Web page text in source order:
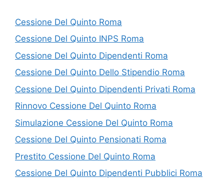
Cessione Del Quinto Roma
Cessione Del Quinto INPS Roma
Cessione Del Quinto Dipendenti Roma
Cessione Del Quinto Dello Stipendio Roma
Cessione Del Quinto Dipendenti Privati Roma
Rinnovo Cessione Del Quinto Roma
Simulazione Cessione Del Quinto Roma
Cessione Del Quinto Pensionati Roma
Prestito Cessione Del Quinto Roma
Cessione Del Quinto Dipendenti Pubblici Roma